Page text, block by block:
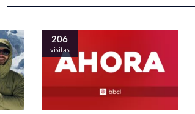
206
visitas